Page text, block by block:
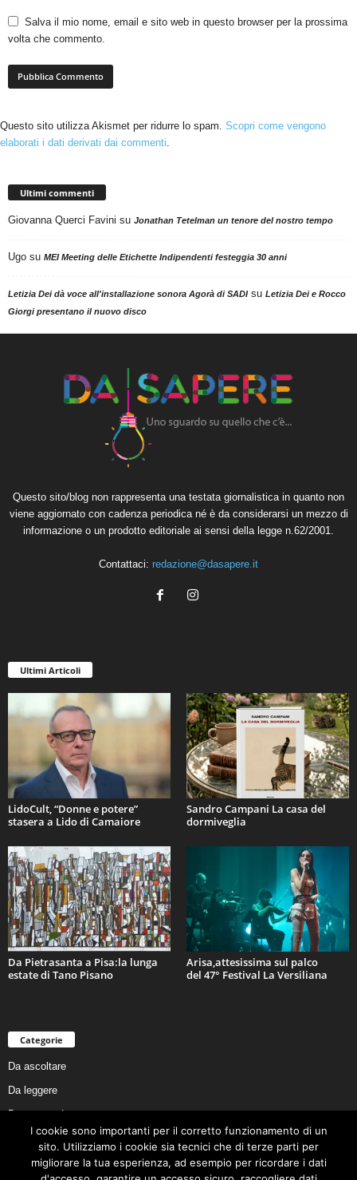
Salva il mio nome, email e sito web in questo browser per la prossima
volta che commento.
Questo sito utilizza Akismet per ridurre lo spam. Scopri come vengono
elaborati i dati derivati dai commenti.
Ultimi commenti
Giovanna Querci Favini su Jonathan Tetelman un tenore del nostro tempo
Ugo su MEI Meeting delle Etichette Indipendenti festeggia 30 anni
Letizia Dei dà voce all'installazione sonora Agorà di SADIsu Letizia Dei e Rocco
Giorgi presentano il nuovo disco
Questo sito/blog non rappresenta una testata giornalistica in quanto non
viene aggiornato con cadenza periodica né è da considerarsi un mezzo di
informazione o un prodotto editoriale ai sensi della legge n.62/2001.
Contattaci: redazione@dasapere.it
Ultimi Articoli
LidoCult, “Donne e potere”
stasera a Lido di Camaiore
Sandro Campani La casa del
dormiveglia
Da Pietrasanta a Pisa:la lunga
estate di Tano Pisano
Arisa,attesissima sul palco
del 47° Festival La Versiliana
Categorie
Da ascoltare
Da leggere
Da non perdere
Da conoscere
Da preservare
I cookie sono importanti per il corretto funzionamento di un
sito. Utilizziamo i cookie sia tecnici che di terze parti per
migliorare la tua esperienza, ad esempio per ricordare i dati